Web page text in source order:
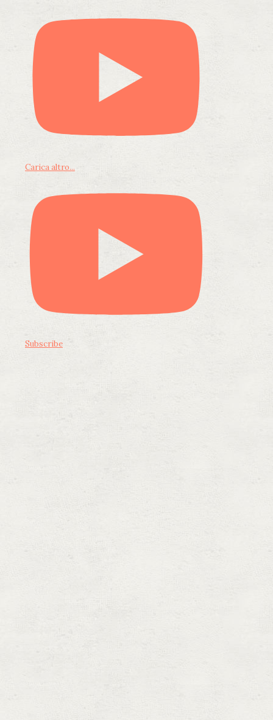
Carica altro...
Subscribe